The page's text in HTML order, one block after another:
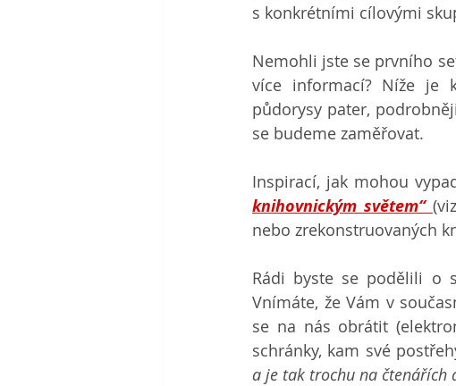
s konkrétními cílovými
Nemohli jste se prvního
více informací? Níže je
půdorysy pater,
se budeme zaměřovat.
Inspirací, jak mohou
knihovnickým světem“
nebo zrekonstruovaných
Rádi byste se podělili o
Vnímáte, že Vám v
se na nás obrátit
schránky, kam své
a je tak trochu na čtenářích